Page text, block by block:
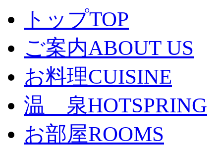
トップTOP
ご案内ABOUT US
お料理CUISINE
温 泉HOTSPRING
お部屋ROOMS